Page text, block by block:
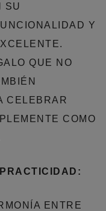
SU
Y
QUE NO
CELEBRAR
COMO
ENTRE